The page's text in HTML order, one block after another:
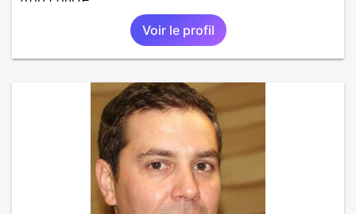
Voir le profil